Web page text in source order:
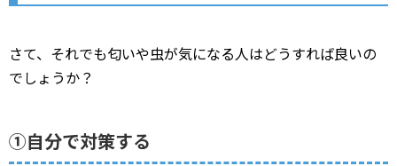
さて、それでも匂いや虫が気になる人はどうすれば良いの
でしょうか？
①自分で対策する